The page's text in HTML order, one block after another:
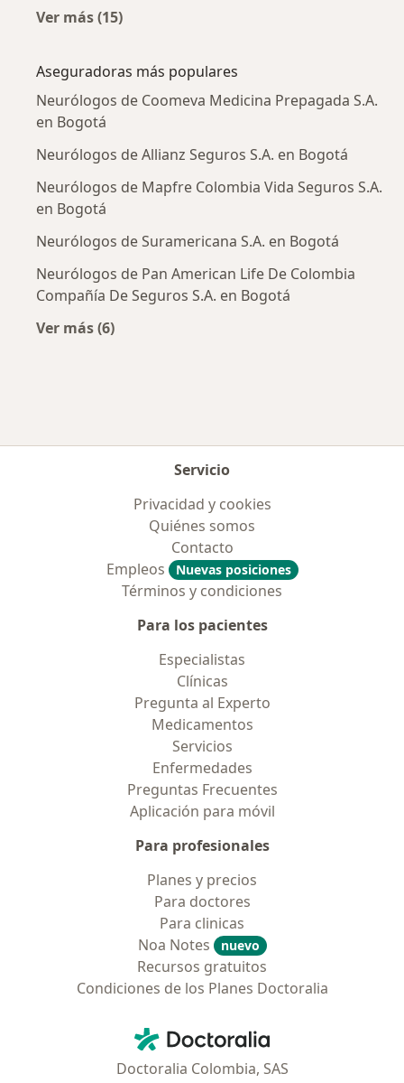
Ver más (15)
Aseguradoras más populares
Neurólogos de Coomeva Medicina Prepagada S.A.
en Bogotá
Neurólogos de Allianz Seguros S.A. en Bogotá
Neurólogos de Mapfre Colombia Vida Seguros S.A.
en Bogotá
Neurólogos de Suramericana S.A. en Bogotá
Neurólogos de Pan American Life De Colombia
Compañía De Seguros S.A. en Bogotá
Ver más (6)
Servicio
Privacidad y cookies
Quiénes somos
Contacto
Empleos
Nuevas posiciones
Términos y condiciones
Para los pacientes
Especialistas
Clínicas
Pregunta al Experto
Medicamentos
Servicios
Enfermedades
Preguntas Frecuentes
Aplicación para móvil
Para profesionales
Planes y precios
Para doctores
Para clinicas
Noa Notes
nuevo
Recursos gratuitos
Condiciones de los Planes Doctoralia
Doctoralia - Página de inicio
Doctoralia Colombia, SAS